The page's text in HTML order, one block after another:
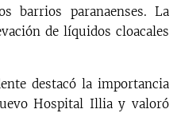
barrios paranaenses. La
de líquidos cloacales
destacó la importancia
Hospital Illia y valoró